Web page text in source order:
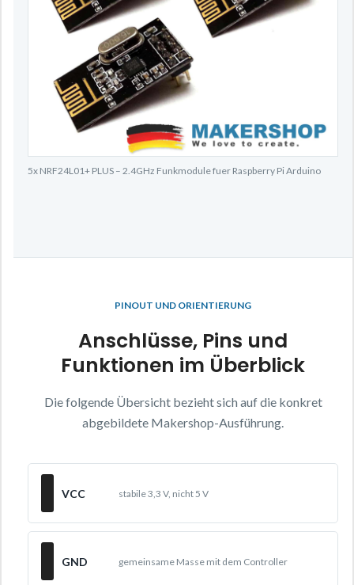
5x NRF24L01+ PLUS – 2.4GHz Funkmodule fuer Raspberry Pi Arduino
PINOUT UND ORIENTIERUNG
Anschlüsse, Pins und
Funktionen im Überblick
Die folgende Übersicht bezieht sich auf die konkret
abgebildete Makershop-Ausführung.
VCC stabile 3,3 V, nicht 5 V
GND gemeinsame Masse mit dem Controller